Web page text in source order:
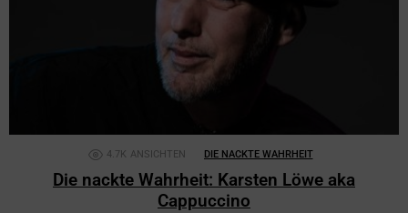
4.7K ANSICHTEN DIE NACKTE WAHRHEIT
Die nackte Wahrheit: Karsten Löwe aka
Cappuccino